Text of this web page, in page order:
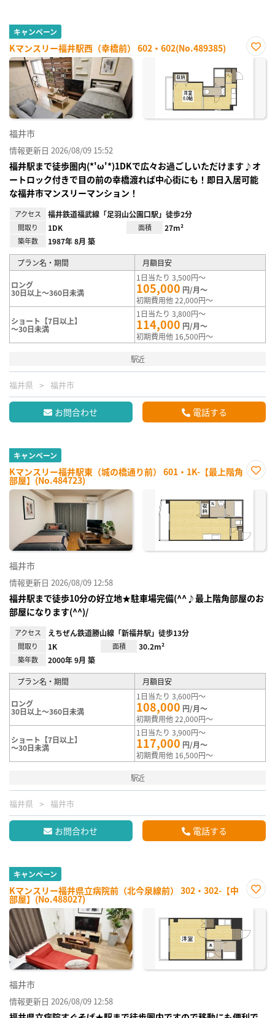
キャンペーン
Kマンスリー福井駅西（幸橋前） 602・602(No.489385)
お気
福井市
情報更新日 2026/08/09 15:52
福井駅まで徒歩圏内(*'ω'*)1DKで広々お過ごしいただけます♪オ
ートロック付きで目の前の幸橋渡れば中心街にも！即日入居可能
な福井市マンスリーマンション！
アクセス 福井鉄道福武線「足羽山公園口駅」徒歩2分
間取り 1DK 面積 27m²
築年数 1987年 8月 築
プラン名・期間 月額目安
ロング
30日以上～360日未満
1日当たり 3,500円～
105,000 円/月～
初期費用他 22,000円～
ショート【7日以上】
～30日未満
1日当たり 3,800円～
114,000 円/月～
初期費用他 16,500円～
駅近
福井県 福井市
お問合わせ 電話する
キャンペーン
Kマンスリー福井駅東（城の橋通り前） 601・1K-【最上階角
部屋】(No.484723)
に入
福井市
情報更新日 2026/08/09 12:58
福井駅まで徒歩10分の好立地★駐車場完備(^^♪最上階角部屋のお
部屋になります(^^)/
アクセス えちぜん鉄道勝山線「新福井駅」徒歩13分
間取り 1K 面積 30.2m²
築年数 2000年 9月 築
プラン名・期間 月額目安
ロング
30日以上～360日未満
1日当たり 3,600円～
108,000 円/月～
初期費用他 22,000円～
ショート【7日以上】
～30日未満
1日当たり 3,900円～
117,000 円/月～
初期費用他 16,500円～
駅近
福井県 福井市
お問合わせ 電話する
キャンペーン
Kマンスリー福井県立病院前（北今泉線前） 302・302-【中
部屋】(No.488027)
に入
録
福井市
情報更新日 2026/08/09 12:58